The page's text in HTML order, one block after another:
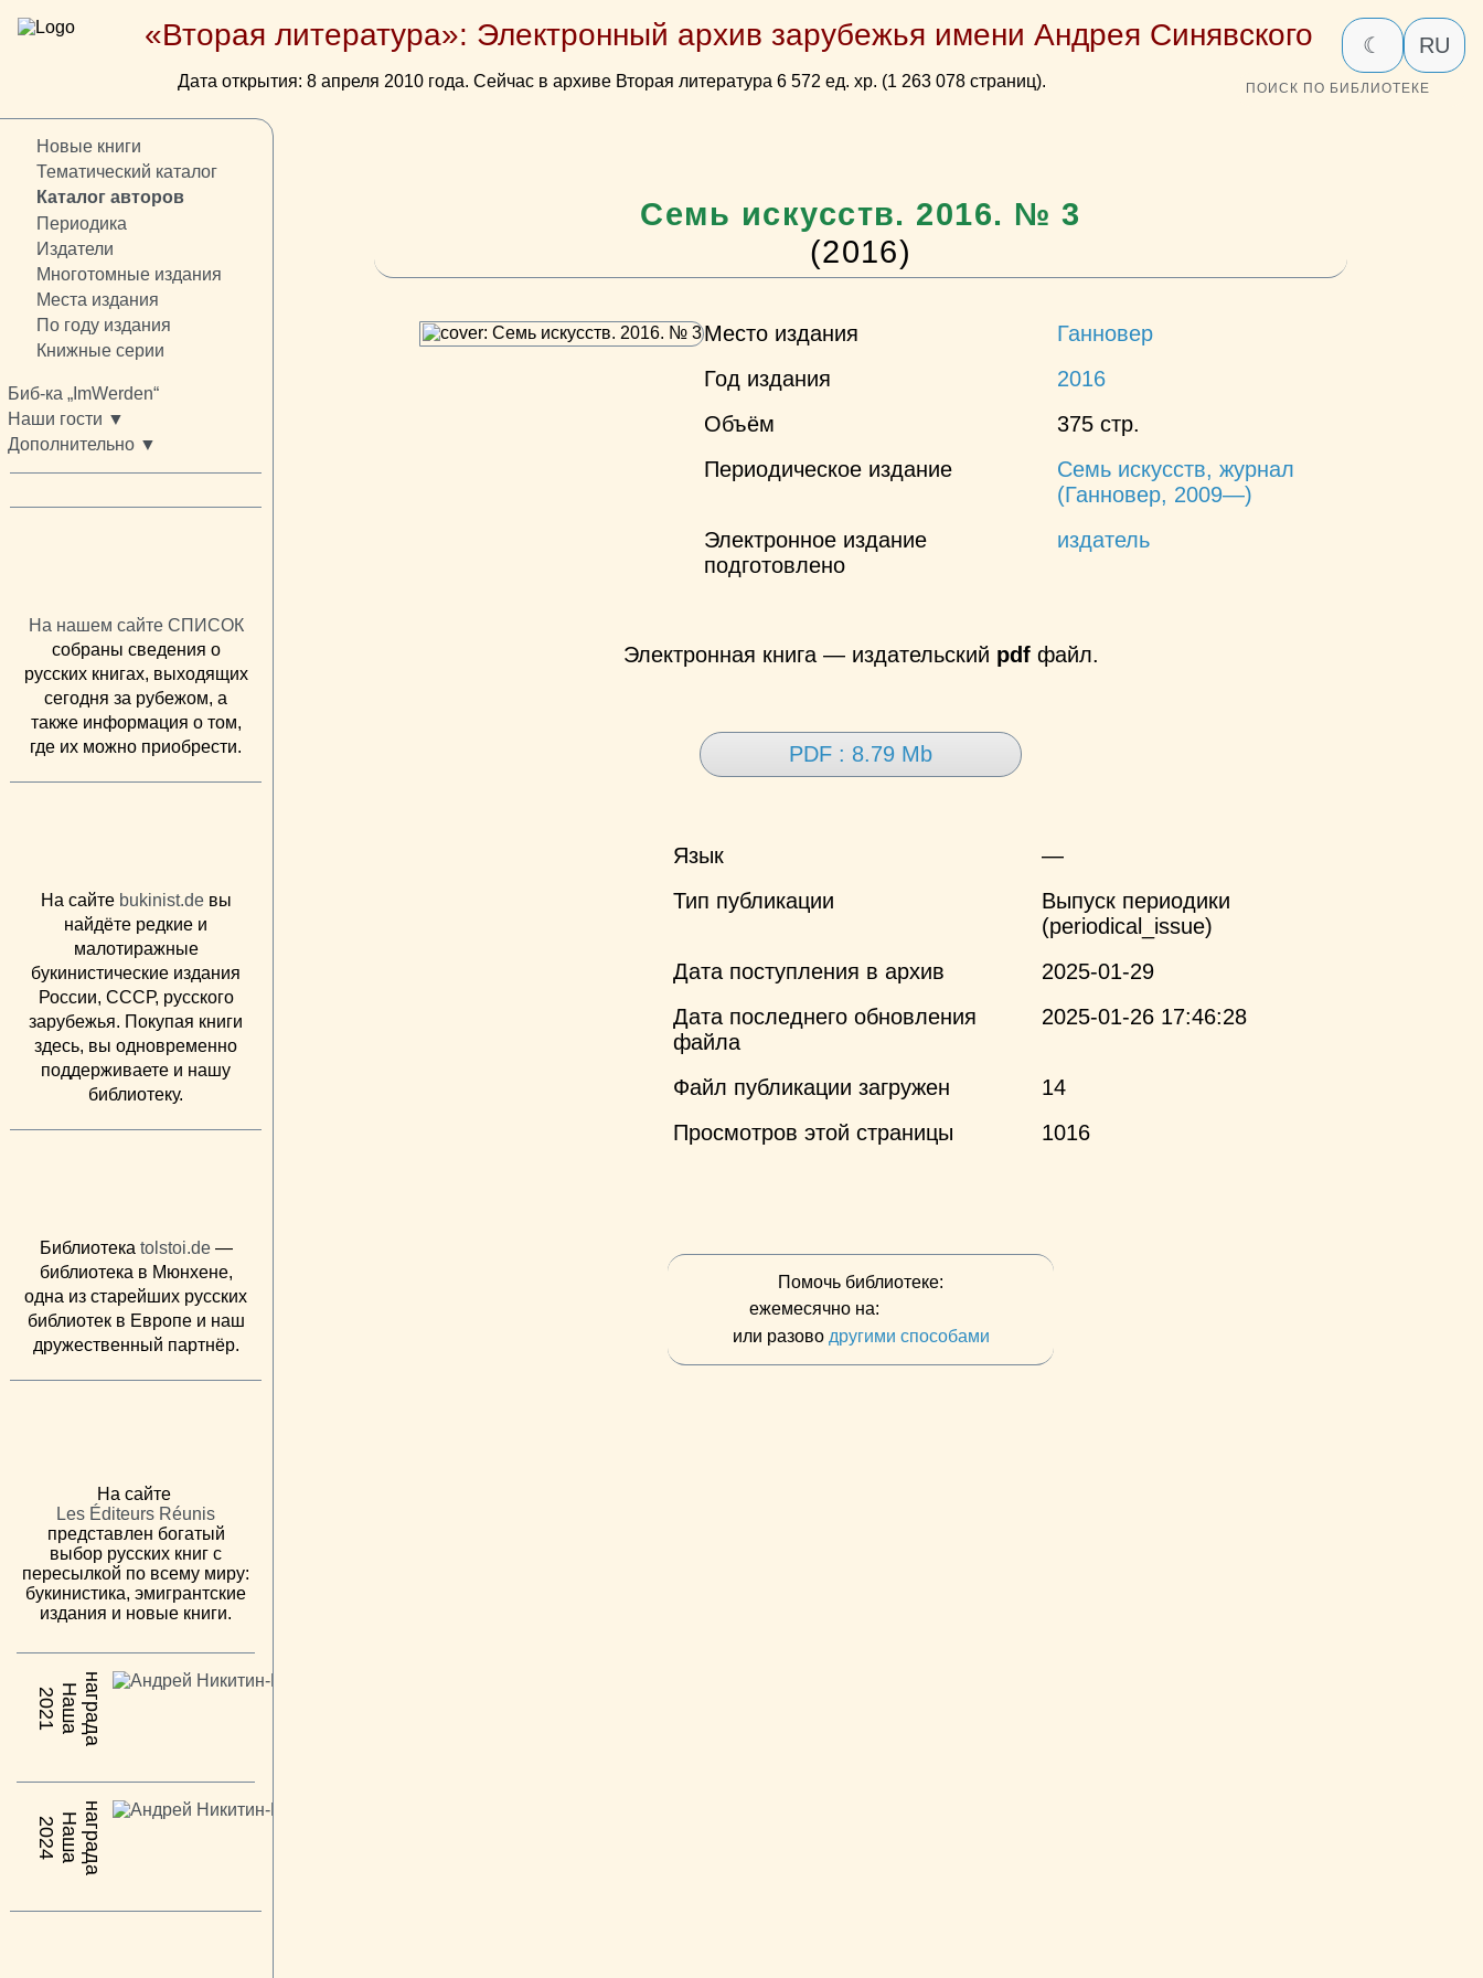
«Вторая литература»: Электронный архив зарубежья имени Андрея Синявского
Дата открытия: 8 апреля 2010 года. Сейчас в архиве Вторая литература 6 572 ед. хр. (1 263 078 страниц).
☾ RU
ПОИСК ПО БИБЛИОТЕКЕ
Новые книги
Тематический каталог
Каталог авторов
Периодика
Издатели
Многотомные издания
Места издания
По году издания
Книжные серии
Биб-ка „ImWerden“
Наши гости ▼
Дополнительно ▼
На нашем сайте СПИСОК
собраны сведения о
русских книгах, выходящих
сегодня за рубежом, а
также информация о том,
где их можно приобрести.
На сайте bukinist.deвы
найдёте редкие и
малотиражные
букинистические издания
России, СССР, русского
зарубежья. Покупая книги
здесь, вы одновременно
поддерживаете и нашу
библиотеку.
Библиотека tolstoi.de—
библиотека в Мюнхене,
одна из старейших русских
библиотек в Европе и наш
дружественный партнёр.
На сайте
Les Éditeurs Réunis
представлен богатый
выбор русских книг с
пересылкой по всему миру:
букинистика, эмигрантские
издания и новые книги.
2021 Н
а
ш
ан
а
г
р
а
да
2024 Н
а
ш
ан
а
г
р
а
да
Семь искусств. 2016. № 3
(2016)
Место издания
Ганновер
Год издания
2016
Объём
375 стр.
Периодическое издание
Семь искусств, журнал
(Ганновер, 2009—)
Электронное издание
подготовлено
издатель
Электронная книга — издательский pdfфайл.
PDF : 8.79 Mb
Язык
—
Тип публикации
Выпуск периодики
(periodical_issue)
Дата поступления в архив
2025-01-29
Дата последнего обновления
файла
2025-01-26 17:46:28
Файл публикации загружен
14
Просмотров этой страницы
1016
Помочь библиотеке:
ежемесячно на:
или разово другими способами